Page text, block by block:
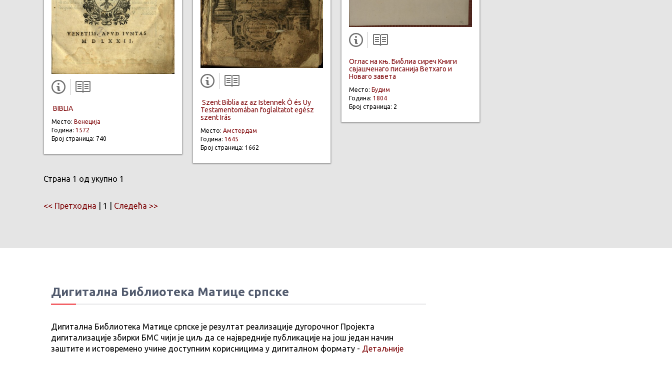
BIBLIA
Место: Венеција
Година: 1572
Број страница: 740
Szent Biblia az az Istennek Ô és Uy
Testamentomában foglaltatot egész
szent Irás
Место: Амстердам
Година: 1645
Број страница: 1662
Оглас на књ. Библиа сиреч Книги
свјашченаго писанија Ветхаго и
Новаго завета
Место: Будим
Година: 1804
Број страница: 2
Страна 1 од укупно 1
<< Претходна | 1 | Следећа >>
Дигитална Библиотека Матице српске
Дигитална Библиотека Матице српске је резултат реализације дугорочног Пројекта
дигитализације збирки БМС чији је циљ да се највредније публикације на још један начин
заштите и истовремено учине доступним корисницима у дигиталном формату - Детаљније